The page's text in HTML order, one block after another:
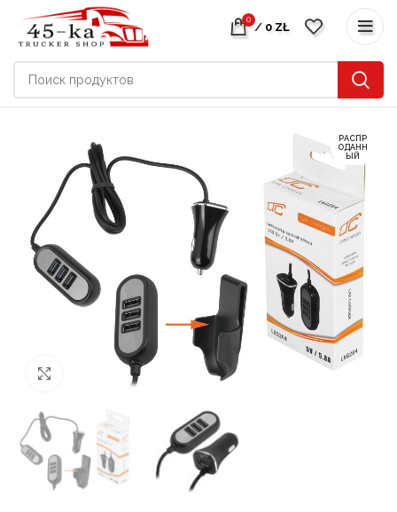
0
/ 0 ZŁ
РАСПР
ОДАНН
ЫЙ
нажмите, чтобы увеличить